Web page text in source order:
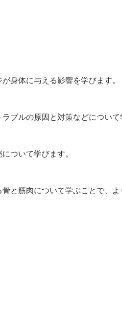
身体に与える影響を学びます。
ブルの原因と対策などについて
ついて学びます。
と筋肉について学ぶことで、